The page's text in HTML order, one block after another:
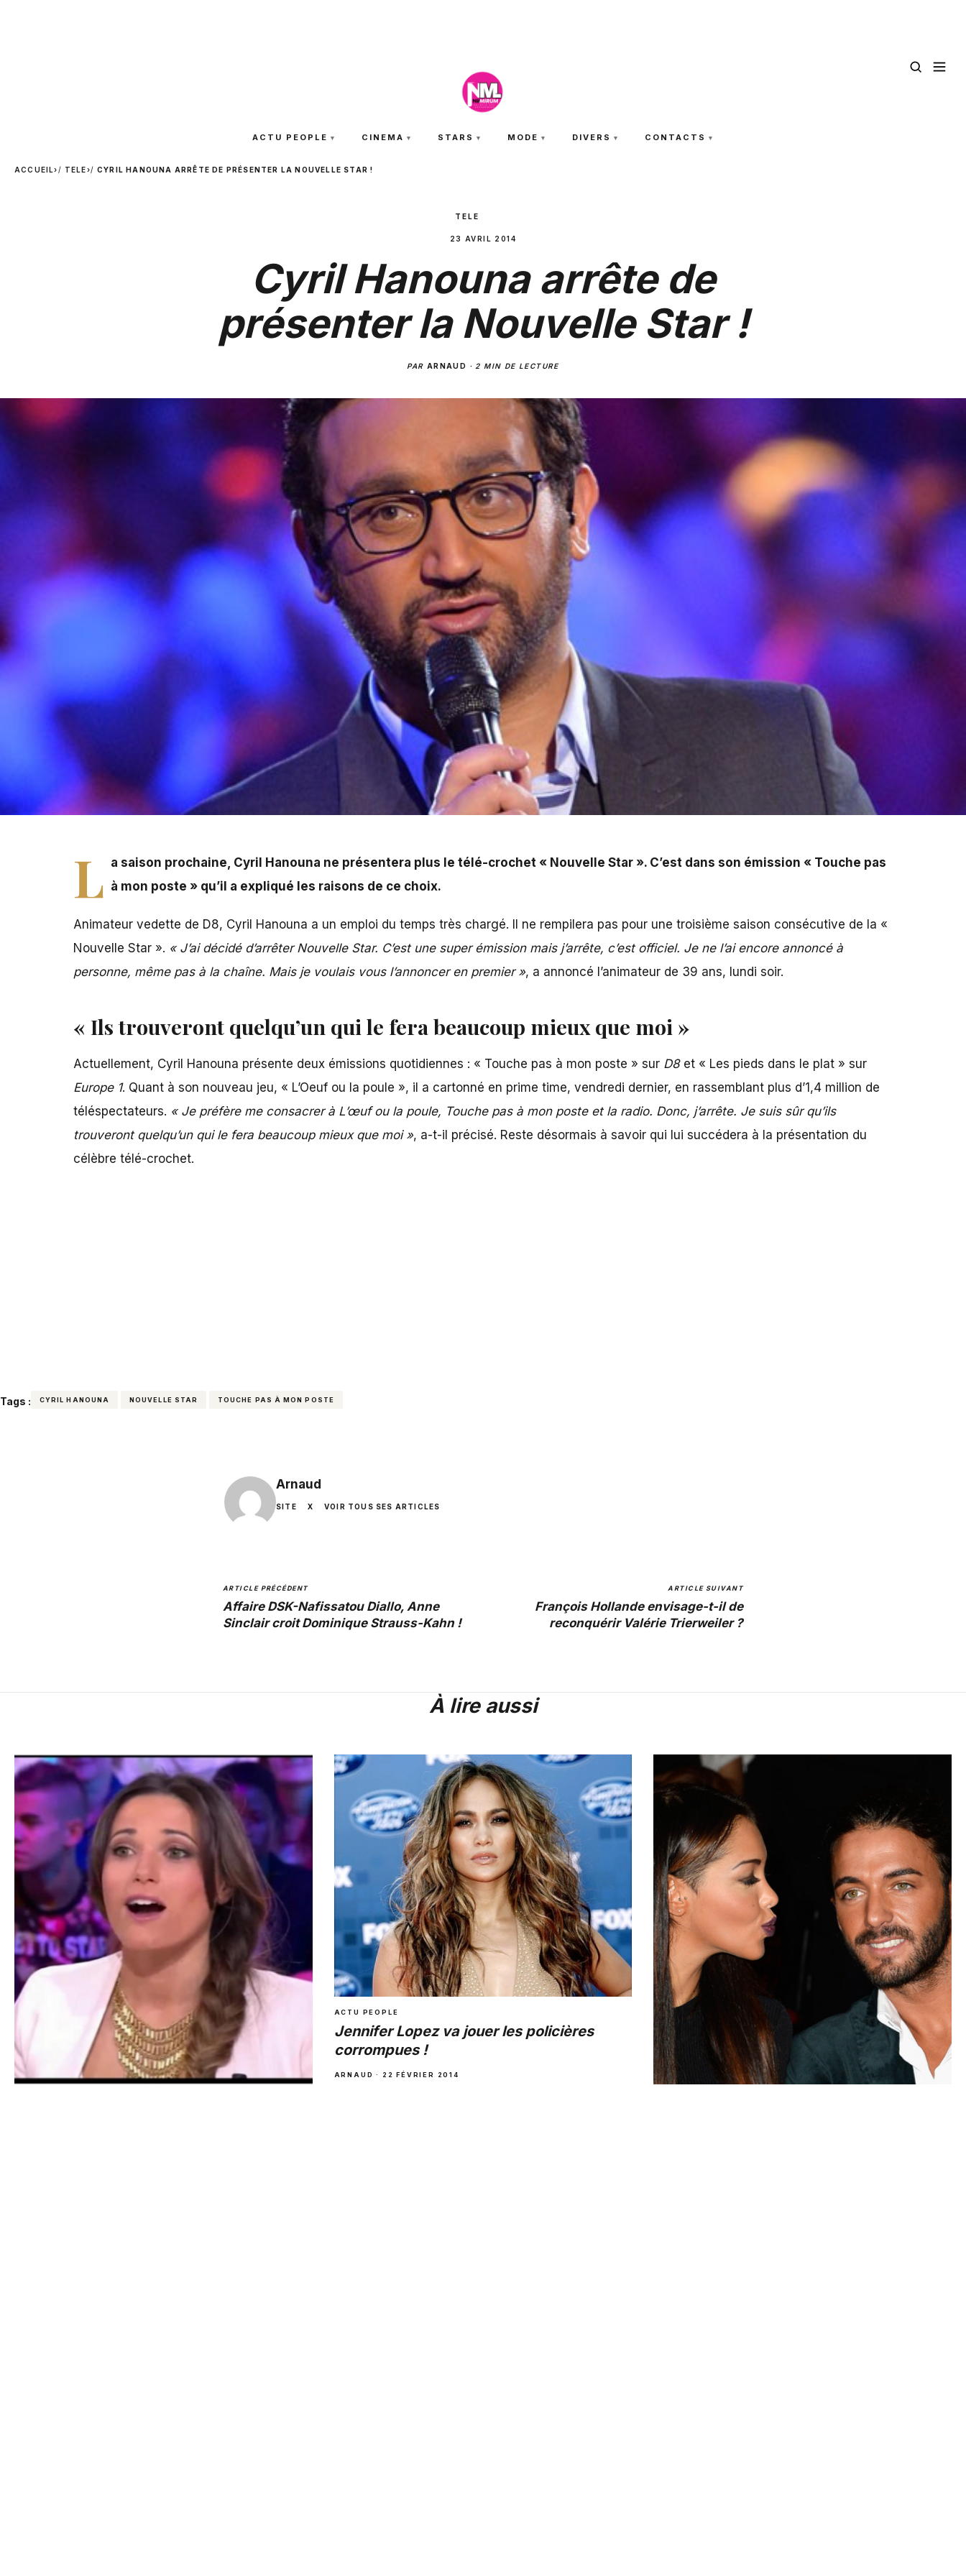
ACTU PEOPLE CINEMA STARS MODE DIVERS CONTACTS
ACCUEIL› TELE› CYRIL HANOUNA ARRÊTE DE PRÉSENTER LA NOUVELLE STAR !
TELE
23 AVRIL 2014
Cyril Hanouna arrête de
présenter la Nouvelle Star !
PAR ARNAUD · 2 MIN DE LECTURE
L a saison prochaine, Cyril Hanouna ne présentera plus le télé-crochet « Nouvelle Star ». C’est dans son émission « Touche pas
à mon poste » qu’il a expliqué les raisons de ce choix.
Animateur vedette de D8, Cyril Hanouna a un emploi du temps très chargé. Il ne rempilera pas pour une troisième saison consécutive de la «
Nouvelle Star ». « J’ai décidé d’arrêter Nouvelle Star. C’est une super émission mais j’arrête, c’est officiel. Je ne l’ai encore annoncé à
personne, même pas à la chaîne. Mais je voulais vous l’annoncer en premier », a annoncé l’animateur de 39 ans, lundi soir.
« Ils trouveront quelqu’un qui le fera beaucoup mieux que moi »
Actuellement, Cyril Hanouna présente deux émissions quotidiennes : « Touche pas à mon poste » sur D8et « Les pieds dans le plat » sur
Europe 1. Quant à son nouveau jeu, « L’Oeuf ou la poule », il a cartonné en prime time, vendredi dernier, en rassemblant plus d’1,4 million de
téléspectateurs. « Je préfère me consacrer à L’œuf ou la poule, Touche pas à mon poste et la radio. Donc, j’arrête. Je suis sûr qu’ils
trouveront quelqu’un qui le fera beaucoup mieux que moi », a-t-il précisé. Reste désormais à savoir qui lui succédera à la présentation du
célèbre télé-crochet.
Tags : CYRIL HANOUNA NOUVELLE STAR TOUCHE PAS À MON POSTE
Arnaud
SITE X VOIR TOUS SES ARTICLES
ARTICLE PRÉCÉDENT
Affaire DSK-Nafissatou Diallo, Anne
Sinclair croit Dominique Strauss-Kahn !
ARTICLE SUIVANT
François Hollande envisage-t-il de
reconquérir Valérie Trierweiler ?
À lire aussi
ACTU PEOPLE
Jennifer Lopez va jouer les policières
corrompues !
ARNAUD · 22 FÉVRIER 2014